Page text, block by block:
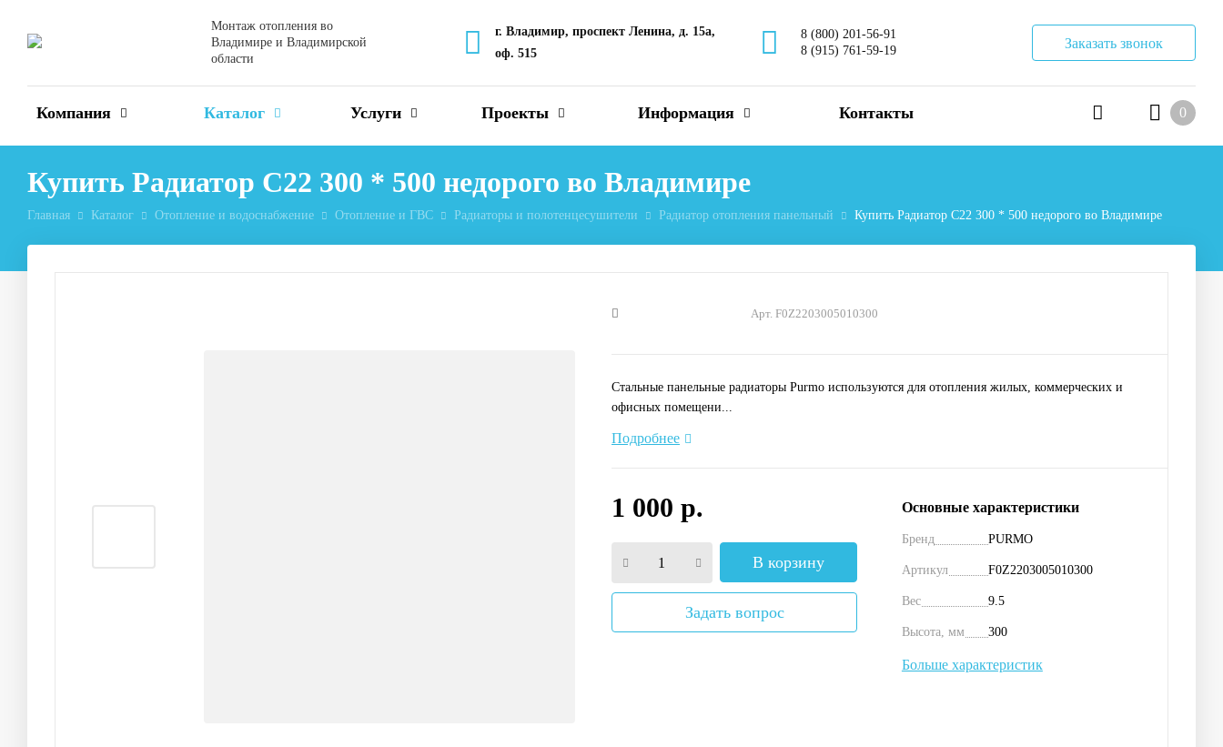
Монтаж отопления во
Владимире и Владимирской
области
г. Владимир, проспект Ленина, д. 15а,
оф. 515
8 (800) 201-56-91
8 (915) 761-59-19
Заказать звонок
Компания Каталог Услуги Проекты Информация Контакты 0
Купить Радиатор C22 300 * 500 недорого во Владимире
Главная Каталог Отопление и водоснабжение Отопление и ГВС Радиаторы и полотенцесушители Радиатор отопления панельный Купить Радиатор C22 300 * 500 недорого во Владимире
Арт. F0Z2203005010300
Стальные панельные радиаторы Purmo используются для отопления жилых, коммерческих и
офисных помещени...
Подробнее
1 000 р.
В корзину
Задать вопрос
Основные характеристики
Бренд PURMO
Артикул F0Z2203005010300
Вес 9.5
Высота, мм 300
Больше характеристик